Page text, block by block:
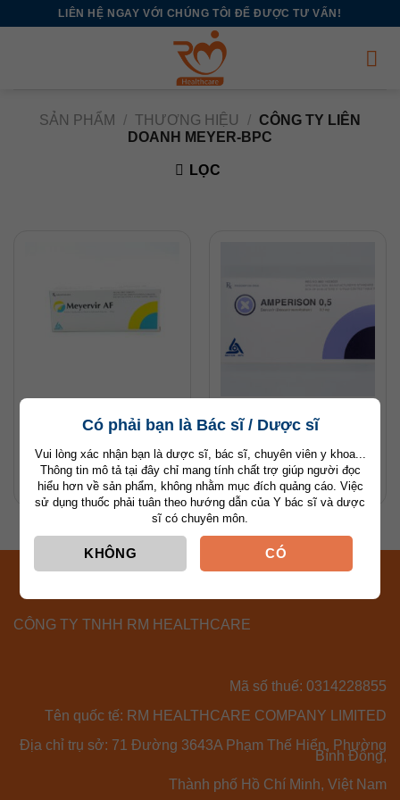
LIÊN HỆ NGAY VỚI CHÚNG TÔI ĐỂ ĐƯỢC TƯ VẤN!
SẢN PHẨM / THƯƠNG HIỆU / CÔNG TY LIÊN
DOANH MEYER-BPC
LỌC
MEYERVIR
AF
AMPERISON
0,5
CÔNG TY TNHH RM HEALTHCARE
Mã số thuế: 0314228855
Tên quốc tế: RM HEALTHCARE COMPANY LIMITED
Địa chỉ trụ sở: 71 Đường 3643A Phạm Thế Hiển, Phường
Bình Đông,
Thành phố Hồ Chí Minh, Việt Nam
Có phải bạn là Bác sĩ / Dược sĩ
Vui lòng xác nhận bạn là dược sĩ, bác sĩ, chuyên viên y khoa...
Thông tin mô tả tại đây chỉ mang tính chất trợ giúp người đọc
hiểu hơn về sản phẩm, không nhằm mục đích quảng cáo. Việc
sử dụng thuốc phải tuân theo hướng dẫn của Y bác sĩ và dược
sĩ có chuyên môn.
KHÔNG CÓ